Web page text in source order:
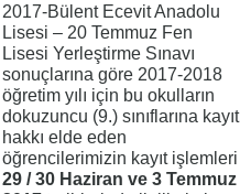
2017-Bülent Ecevit Anadolu
Lisesi – 20 Temmuz Fen
Lisesi Yerleştirme Sınavı
sonuçlarına göre 2017-2018
öğretim yılı için bu okulların
dokuzuncu (9.) sınıflarına kayıt
hakkı elde eden
öğrencilerimizin kayıt işlemleri
29 / 30 Haziran ve 3 Temmuz